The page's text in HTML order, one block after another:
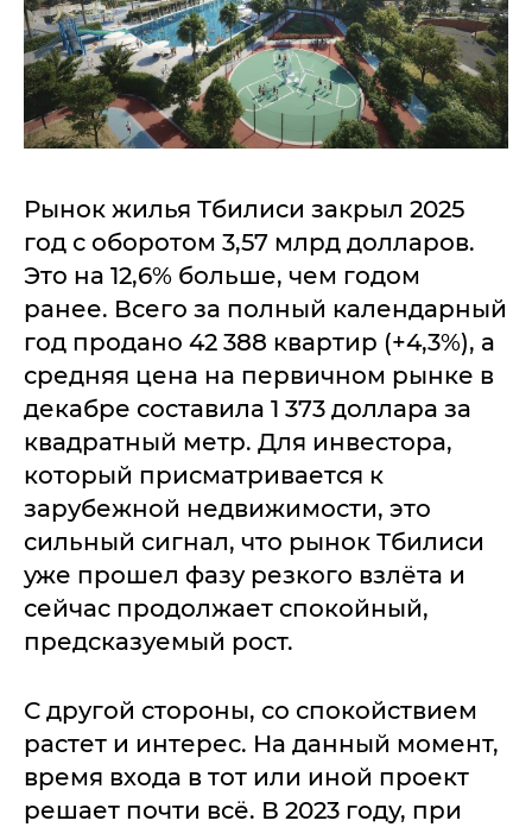
Рынок жилья Тбилиси закрыл 2025
год с оборотом 3,57 млрд долларов.
Это на 12,6% больше, чем годом
ранее. Всего за полный календарный
год продано 42 388 квартир (+4,3%), а
средняя цена на первичном рынке в
декабре составила 1 373 доллара за
квадратный метр. Для инвестора,
который присматривается к
зарубежной недвижимости, это
сильный сигнал, что рынок Тбилиси
уже прошел фазу резкого взлёта и
сейчас продолжает спокойный,
предсказуемый рост.
С другой стороны, со спокойствием
растет и интерес. На данный момент,
время входа в тот или иной проект
решает почти всё. В 2023 году, при